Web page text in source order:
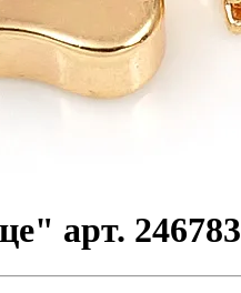
арт. 246783